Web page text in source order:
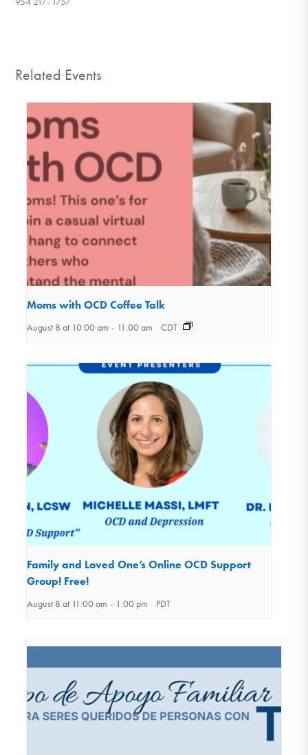
Related Events
Moms with OCD Coffee Talk
August 8 at 10:00 am - 11:00 am CDT
Family and Loved One’s Online OCD Support
Group! Free!
August 8 at 11:00 am - 1:00 pm PDT